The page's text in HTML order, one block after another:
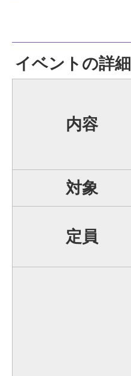
イベントの詳細
内容
対象
定員